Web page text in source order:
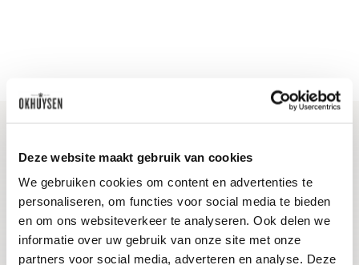
Deze website maakt gebruik van cookies
We gebruiken cookies om content en advertenties te
personaliseren, om functies voor social media te bieden
en om ons websiteverkeer te analyseren. Ook delen we
informatie over uw gebruik van onze site met onze
partners voor social media, adverteren en analyse. Deze
Blijf op de hoogte
Ontvang het laatste wijnnieuws, proeverijen en
evenementen
E-mailadres